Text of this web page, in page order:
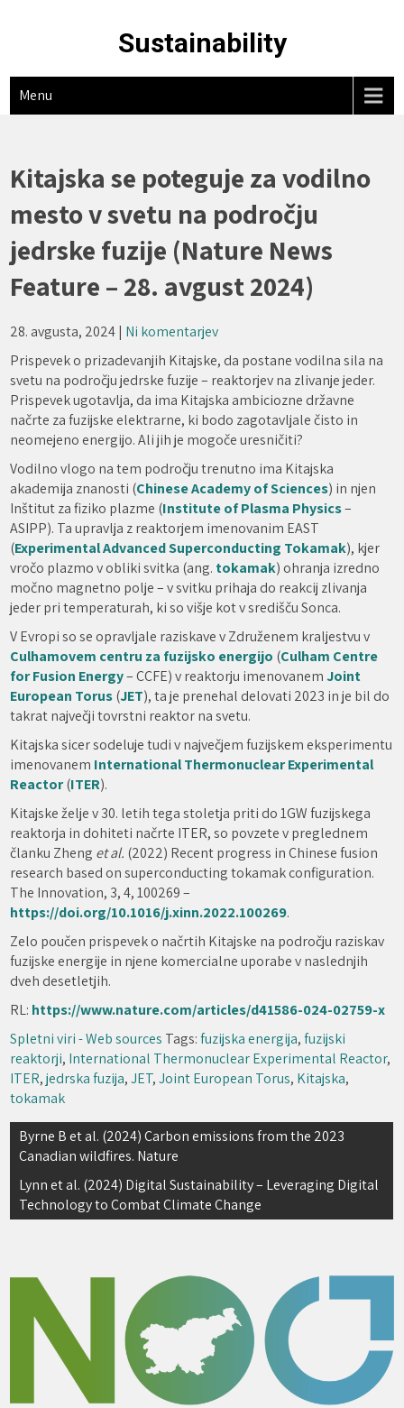
Sustainability
Menu
Kitajska se poteguje za vodilno
mesto v svetu na področju
jedrske fuzije (Nature News
Feature – 28. avgust 2024)
28. avgusta, 2024| Ni komentarjev
Prispevek o prizadevanjih Kitajske, da postane vodilna sila na
svetu na področju jedrske fuzije – reaktorjev na zlivanje jeder.
Prispevek ugotavlja, da ima Kitajska ambiciozne državne
načrte za fuzijske elektrarne, ki bodo zagotavljale čisto in
neomejeno energijo. Ali jih je mogoče uresničiti?
Vodilno vlogo na tem področju trenutno ima Kitajska
akademija znanosti (Chinese Academy of Sciences) in njen
Inštitut za fiziko plazme (Institute of Plasma Physics–
ASIPP). Ta upravlja z reaktorjem imenovanim EAST
(Experimental Advanced Superconducting Tokamak), kjer
vročo plazmo v obliki svitka (ang. tokamak) ohranja izredno
močno magnetno polje – v svitku prihaja do reakcij zlivanja
jeder pri temperaturah, ki so višje kot v središču Sonca.
V Evropi so se opravljale raziskave v Združenem kraljestvu v
Culhamovem centru za fuzijsko energijo (Culham Centre
for Fusion Energy– CCFE) v reaktorju imenovanem Joint
European Torus(JET), ta je prenehal delovati 2023 in je bil do
takrat največji tovrstni reaktor na svetu.
Kitajska sicer sodeluje tudi v največjem fuzijskem eksperimentu
imenovanem International Thermonuclear Experimental
Reactor(ITER).
Kitajske želje v 30. letih tega stoletja priti do 1GW fuzijskega
reaktorja in dohiteti načrte ITER, so povzete v preglednem
članku Zheng et al. (2022) Recent progress in Chinese fusion
research based on superconducting tokamak configuration.
The Innovation, 3, 4, 100269 –
https://doi.org/10.1016/j.xinn.2022.100269.
Zelo poučen prispevek o načrtih Kitajske na področju raziskav
fuzijske energije in njene komercialne uporabe v naslednjih
dveh desetletjih.
RL: https://www.nature.com/articles/d41586-024-02759-x
Spletni viri - Web sources Tags:fuzijska energija,fuzijski
reaktorji, International Thermonuclear Experimental Reactor,
ITER,jedrska fuzija,JET,Joint European Torus, Kitajska,
tokamak
Navigacija
prispevka
Byrne B et al. (2024) Carbon emissions from the 2023
Canadian wildfires. Nature
Lynn et al. (2024) Digital Sustainability – Leveraging Digital
Technology to Combat Climate Change